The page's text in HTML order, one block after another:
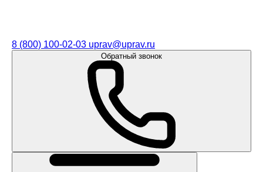
8 (800) 100-02-03 uprav@uprav.ru
Обратный звонок